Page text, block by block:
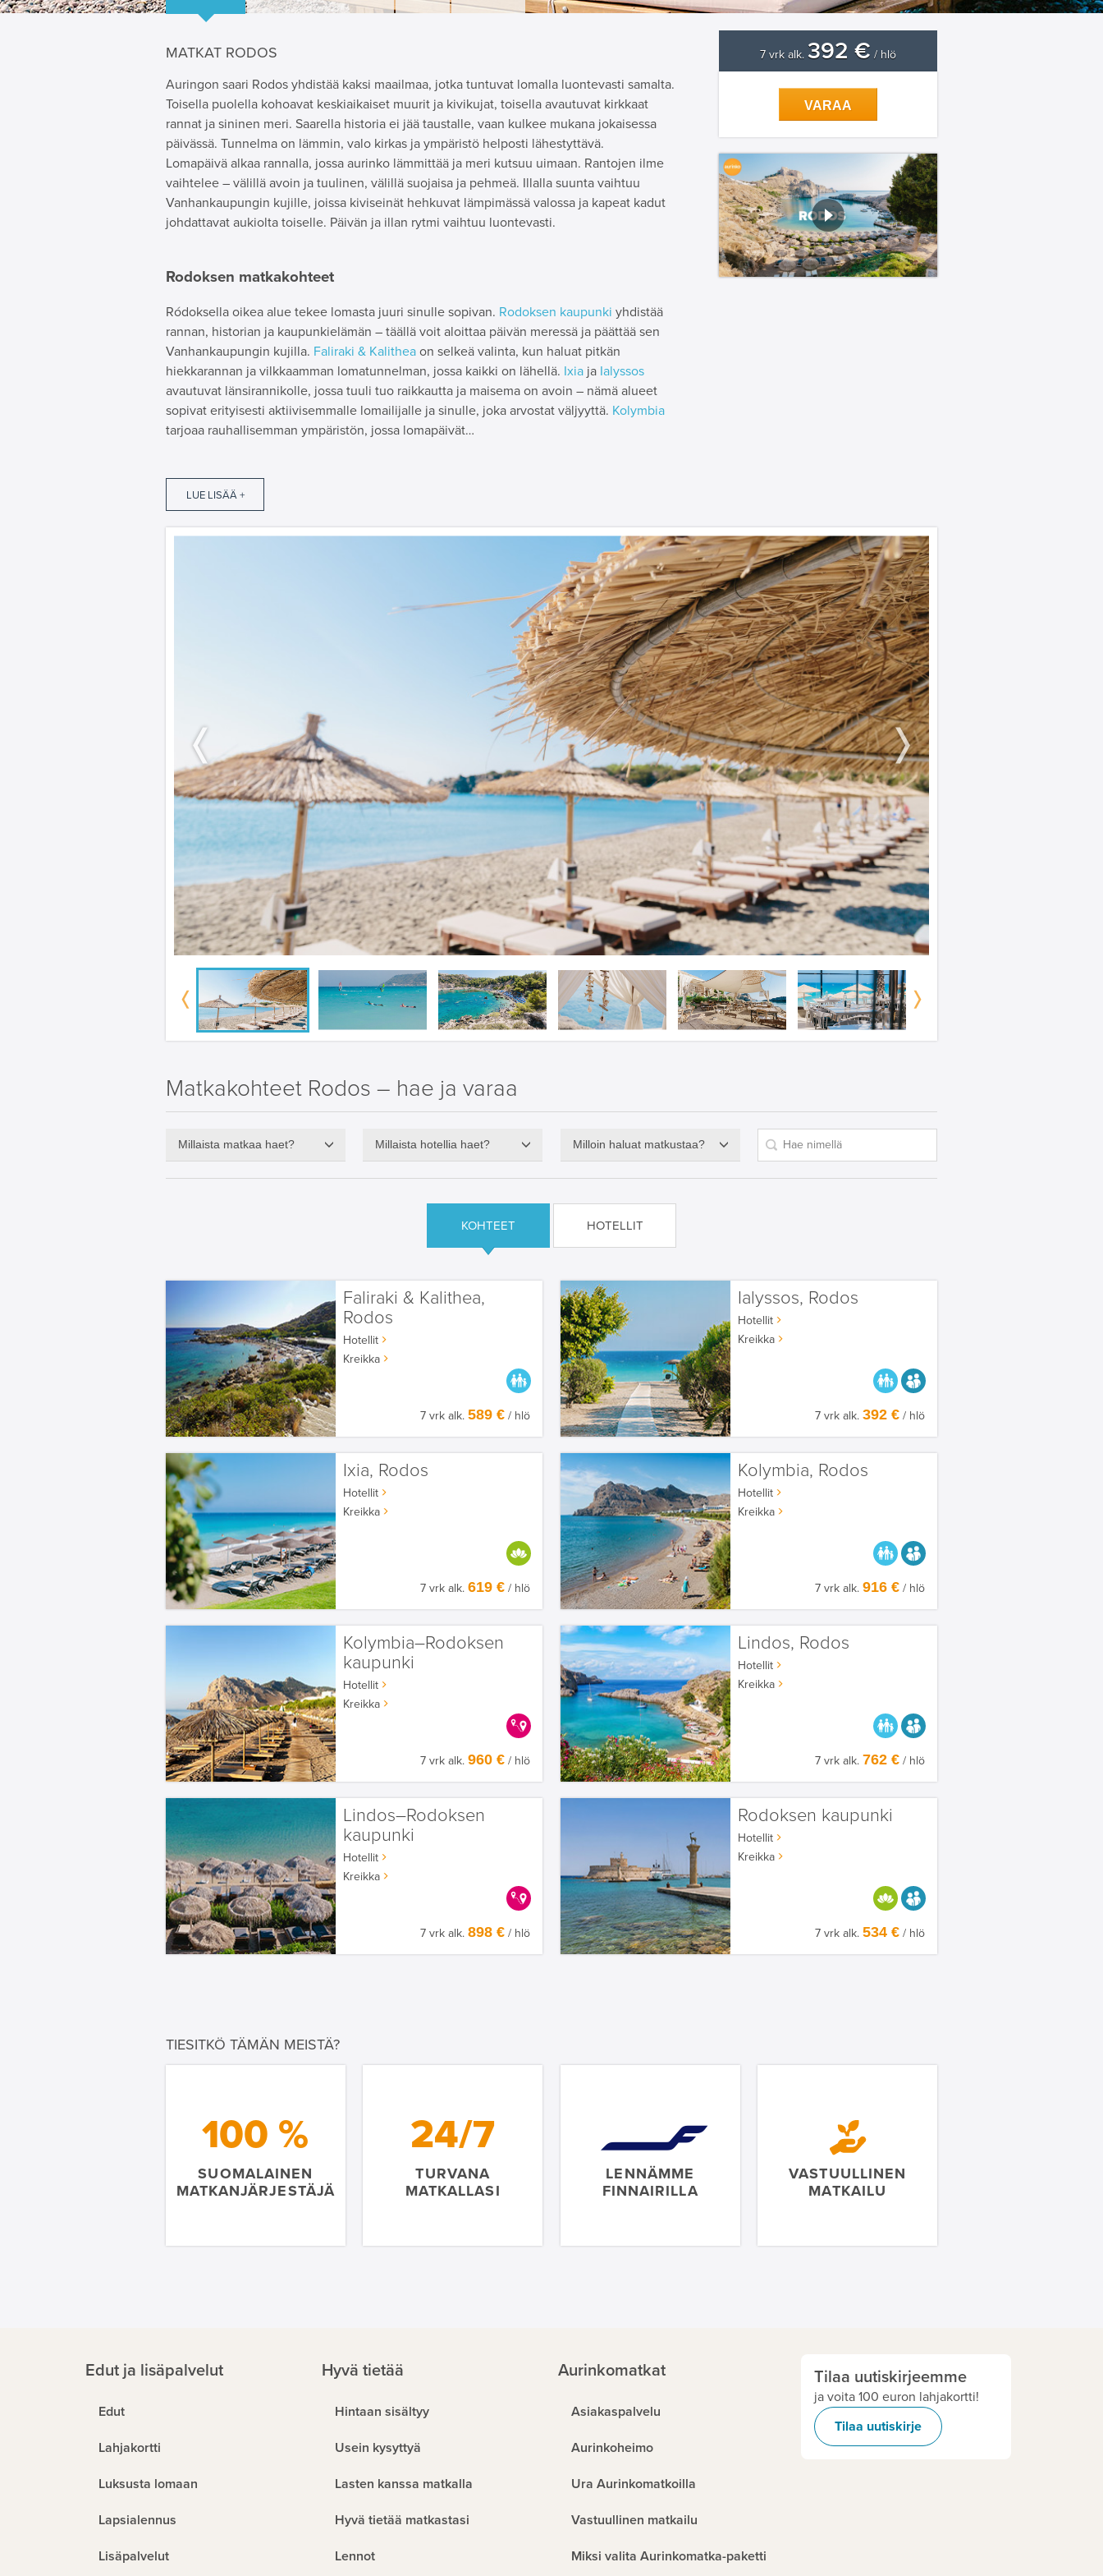
MATKAT RODOS
Auringon saari Rodos yhdistää kaksi maailmaa, jotka tuntuvat lomalla luontevasti samalta.
Toisella puolella kohoavat keskiaikaiset muurit ja kivikujat, toisella avautuvat kirkkaat
rannat ja sininen meri. Saarella historia ei jää taustalle, vaan kulkee mukana jokaisessa
päivässä. Tunnelma on lämmin, valo kirkas ja ympäristö helposti lähestyttävä.
Lomapäivä alkaa rannalla, jossa aurinko lämmittää ja meri kutsuu uimaan. Rantojen ilme
vaihtelee – välillä avoin ja tuulinen, välillä suojaisa ja pehmeä. Illalla suunta vaihtuu
Vanhankaupungin kujille, joissa kiviseinät hehkuvat lämpimässä valossa ja kapeat kadut
johdattavat aukiolta toiselle. Päivän ja illan rytmi vaihtuu luontevasti.
Rodoksen matkakohteet
Ródoksella oikea alue tekee lomasta juuri sinulle sopivan. Rodoksen kaupunki yhdistää
rannan, historian ja kaupunkielämän – täällä voit aloittaa päivän meressä ja päättää sen
Vanhankaupungin kujilla. Faliraki & Kalithea on selkeä valinta, kun haluat pitkän
hiekkarannan ja vilkkaamman lomatunnelman, jossa kaikki on lähellä. Ixia ja Ialyssos
avautuvat länsirannikolle, jossa tuuli tuo raikkautta ja maisema on avoin – nämä alueet
sopivat erityisesti aktiivisemmalle lomailijalle ja sinulle, joka arvostat väljyyttä. Kolymbia
tarjoaa rauhallisemman ympäristön, jossa lomapäivät…
LUE LISÄÄ +
7 vrk alk. 392 € / hlö
VARAA
St. Paul Bay, Lindos
Matkakohteet Rodos – hae ja varaa
Millaista matkaa haet? Millaista hotellia haet? Milloin haluat matkustaa?
KOHTEET HOTELLIT
Faliraki & Kalithea,
Rodos
Hotellit
Kreikka
PARASTA PERHEELLE
7 vrk alk.589 € / hlö
Ialyssos, Rodos
Hotellit
Kreikka
PARASTA PERHEELLE
7 vrk alk. 392 € / hlö
Ixia, Rodos
Hotellit
Kreikka
HYVÄÄN OLOON
7 vrk alk.619 € / hlö
Kolymbia, Rodos
Hotellit
Kreikka
PARASTA PERHEELLE
7 vrk alk. 916 € / hlö
Kolymbia–Rodoksen
kaupunki
Hotellit
Kreikka
KERRALLA ENEMMÄN
7 vrk alk.960 € / hlö
Lindos, Rodos
Hotellit
Kreikka
PARASTA PERHEELLE
7 vrk alk. 762 € / hlö
Lindos–Rodoksen
kaupunki
Hotellit
Kreikka
KERRALLA ENEMMÄN
7 vrk alk.898 € / hlö
Rodoksen kaupunki
Hotellit
Kreikka
HYVÄÄN OLOON
AIKUISEEN MAKUUN
7 vrk alk. 534 €/ hlö
TIESITKÖ TÄMÄN MEISTÄ?
100 %
SUOMALAINEN
MATKANJÄRJESTÄJÄ
24/7
TURVANA
MATKALLASI
LENNÄMME
FINNAIRILLA
VASTUULLINEN
MATKAILU
Edut ja lisäpalvelut
Edut
Lahjakortti
Luksusta lomaan
Lapsialennus
Lisäpalvelut
Hyvä tietää
Hintaan sisältyy
Usein kysyttyä
Lasten kanssa matkalla
Hyvä tietää matkastasi
Lennot
Aurinkomatkat
Asiakaspalvelu
Aurinkoheimo
Ura Aurinkomatkoilla
Vastuullinen matkailu
Miksi valita Aurinkomatka-paketti
Tilaa uutiskirjeemme
ja voita 100 euron lahjakortti!
Tilaa uutiskirje